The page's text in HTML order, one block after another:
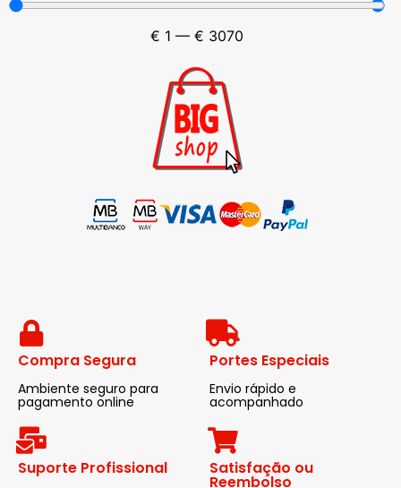
€ 1 — € 3070
Compra Segura
Ambiente seguro para
pagamento online
Portes Especiais
Envio rápido e
acompanhado
Suporte Profissional Satisfação ou
Reembolso